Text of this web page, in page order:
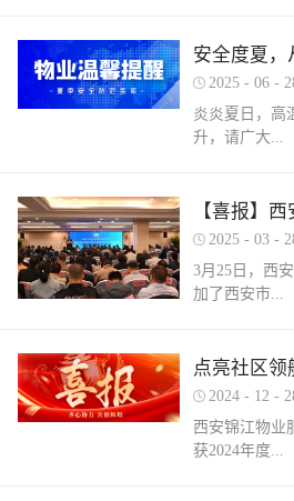
业职业技能竞
限公司的选手
论知识、精湛
场发挥，在物
市住房和城乡
业协会主办，
度规格最高、
技能盛会。本
家物业企业的
梦长安 精技赋
才基础。参赛
织并参与协会
绩。今年为了
安全度夏，
2025 - 06 -
炎炎夏日，高
升，请广大...
业主做好夏季
范，平安才是
夏季高温，引
调、冰箱、电
中要通风、散
灾。空调、电
使用，离人时
在室外专用充
2025 - 03 -
3月25日，西
加了西安市...
物业管理行业
（代表）大会
员单位及“安
业职业技能竞
2024 - 12 -
西安锦江物业
获2024年度...